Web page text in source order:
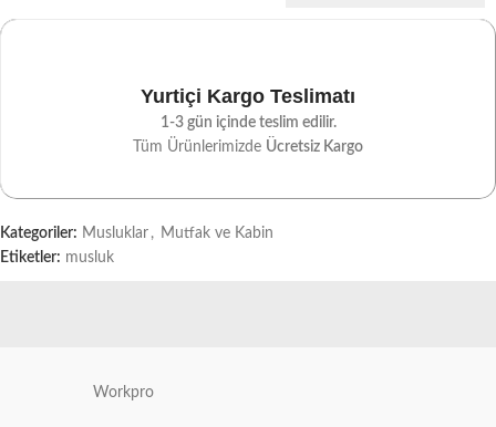
Yurtiçi Kargo Teslimatı
1-3 gün içinde teslim edilir.
Tüm Ürünlerimizde Ücretsiz Kargo
Kategoriler: Musluklar , Mutfak ve Kabin
Etiketler: musluk
Workpro